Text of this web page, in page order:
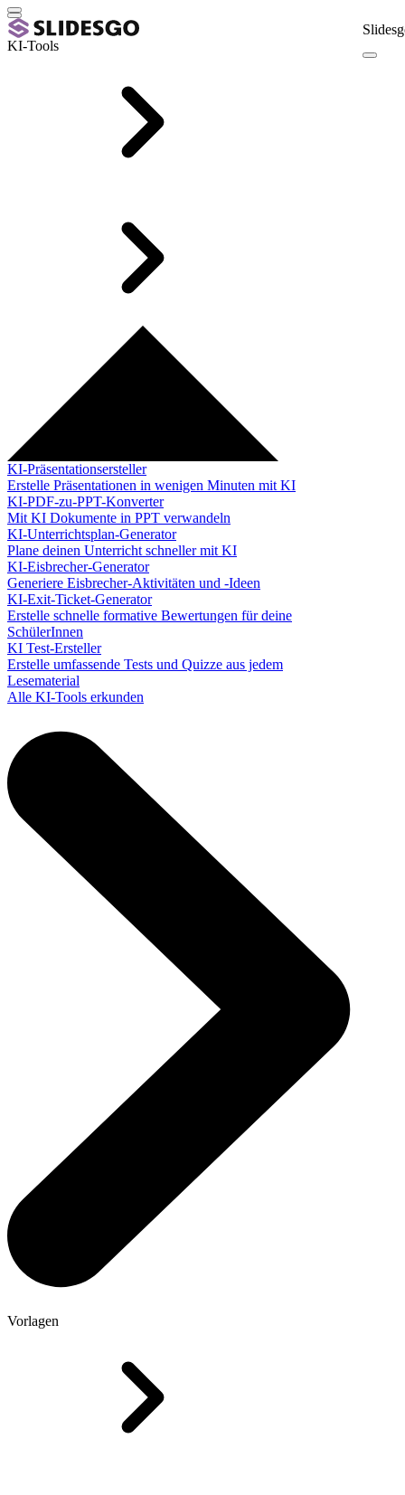
KI-Tools
KI-Präsentationsersteller
Erstelle Präsentationen in wenigen Minuten mit KI
KI-PDF-zu-PPT-Konverter
Mit KI Dokumente in PPT verwandeln
KI-Unterrichtsplan-Generator
Plane deinen Unterricht schneller mit KI
KI-Eisbrecher-Generator
Generiere Eisbrecher-Aktivitäten und -Ideen
KI-Exit-Ticket-Generator
Erstelle schnelle formative Bewertungen für deine
SchülerInnen
KI Test-Ersteller
Erstelle umfassende Tests und Quizze aus jedem
Lesematerial
Alle KI-Tools erkunden
Vorlagen